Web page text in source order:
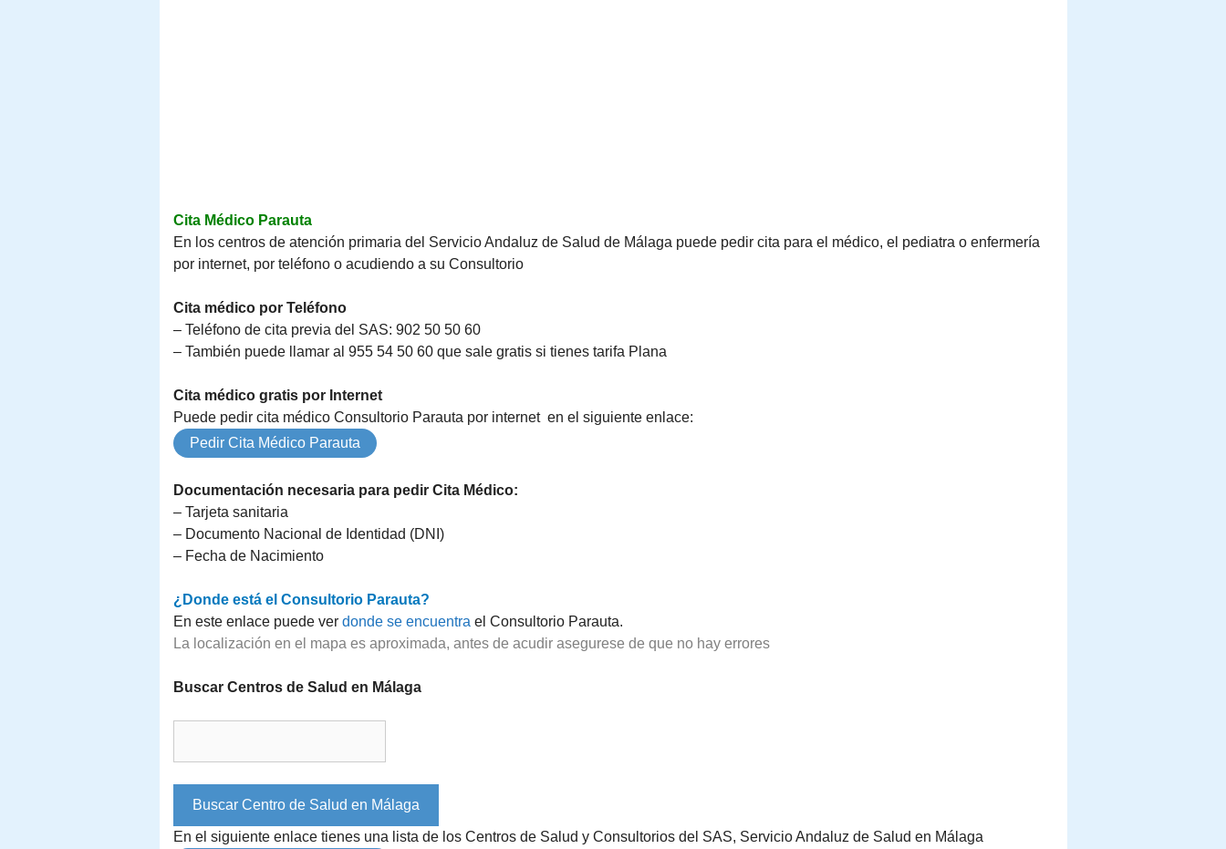
Cita Médico Parauta
En los centros de atención primaria del Servicio Andaluz de Salud de Málaga puede pedir cita para el médico, el pediatra o enfermería
por internet, por teléfono o acudiendo a su Consultorio
Cita médico por Teléfono
– Teléfono de cita previa del SAS: 902 50 50 60
– También puede llamar al 955 54 50 60 que sale gratis si tienes tarifa Plana
Cita médico gratis por Internet
Puede pedir cita médico Consultorio Parauta por internet en el siguiente enlace:
Pedir Cita Médico Parauta
Documentación necesaria para pedir Cita Médico:
– Tarjeta sanitaria
– Documento Nacional de Identidad (DNI)
– Fecha de Nacimiento
¿Donde está el Consultorio Parauta?
En este enlace puede ver donde se encuentra el Consultorio Parauta.
La localización en el mapa es aproximada, antes de acudir asegurese de que no hay errores
Buscar Centros de Salud en Málaga
En el siguiente enlace tienes una lista de los Centros de Salud y Consultorios del SAS, Servicio Andaluz de Salud en Málaga